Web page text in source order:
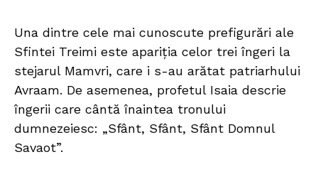
Una dintre cele mai cunoscute prefigurări ale
Sfintei Treimi este apariția celor trei îngeri la
stejarul Mamvri, care i s-au arătat patriarhului
Avraam. De asemenea, profetul Isaia descrie
îngerii care cântă înaintea tronului
dumnezeiesc: „Sfânt, Sfânt, Sfânt Domnul
Savaot”.